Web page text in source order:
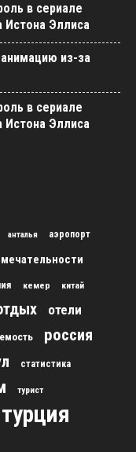
в сериале
Истона Эллиса
из-за
в сериале
Истона Эллиса
анталья аэропорт
кемер китай
отели
россия
статистика
турист
турция